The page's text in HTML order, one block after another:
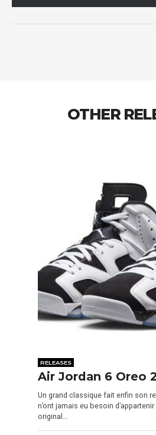
OTHER
RELEASES
Air Jordan 6 Oreo
Un grand classique fait enfin son
n’ont jamais eu besoin
original…